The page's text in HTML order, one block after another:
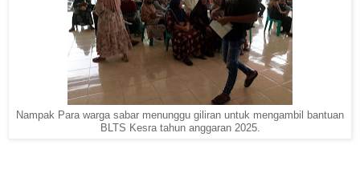
Nampak Para warga sabar menunggu giliran untuk mengambil bantuan
BLTS Kesra tahun anggaran 2025.